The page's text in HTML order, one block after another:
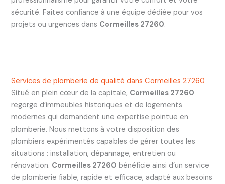
sécurité. Faites confiance à une équipe dédiée pour vos
projets ou urgences dans Cormeilles 27260.
Services de plomberie de qualité dans Cormeilles 27260
Situé en plein cœur de la capitale, Cormeilles 27260
regorge d’immeubles historiques et de logements
modernes qui demandent une expertise pointue en
plomberie. Nous mettons à votre disposition des
plombiers expérimentés capables de gérer toutes les
situations : installation, dépannage, entretien ou
rénovation. Cormeilles 27260 bénéficie ainsi d’un service
de plomberie fiable, rapide et efficace, adapté aux besoins